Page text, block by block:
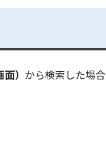
） から検索した場合